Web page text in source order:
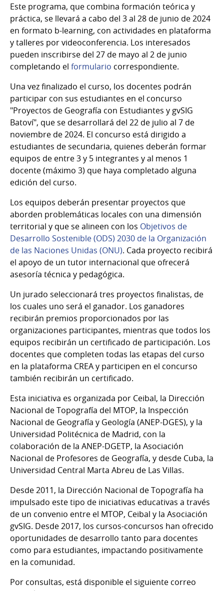
Este programa, que combina formación teórica y
práctica, se llevará a cabo del 3 al 28 de junio de 2024
en formato b-learning, con actividades en plataforma
y talleres por videoconferencia. Los interesados
pueden inscribirse del 27 de mayo al 2 de junio
completando el formulario correspondiente.
Una vez finalizado el curso, los docentes podrán
participar con sus estudiantes en el concurso
"Proyectos de Geografía con Estudiantes y gvSIG
Batoví", que se desarrollará del 22 de julio al 7 de
noviembre de 2024. El concurso está dirigido a
estudiantes de secundaria, quienes deberán formar
equipos de entre 3 y 5 integrantes y al menos 1
docente (máximo 3) que haya completado alguna
edición del curso.
Los equipos deberán presentar proyectos que
aborden problemáticas locales con una dimensión
territorial y que se alineen con los Objetivos de
Desarrollo Sostenible (ODS) 2030 de la Organización
de las Naciones Unidas (ONU). Cada proyecto recibirá
el apoyo de un tutor internacional que ofrecerá
asesoría técnica y pedagógica.
Un jurado seleccionará tres proyectos finalistas, de
los cuales uno será el ganador. Los ganadores
recibirán premios proporcionados por las
organizaciones participantes, mientras que todos los
equipos recibirán un certificado de participación. Los
docentes que completen todas las etapas del curso
en la plataforma CREA y participen en el concurso
también recibirán un certificado.
Esta iniciativa es organizada por Ceibal, la Dirección
Nacional de Topografía del MTOP, la Inspección
Nacional de Geografía y Geología (ANEP-DGES), y la
Universidad Politécnica de Madrid, con la
colaboración de la ANEP-DGETP, la Asociación
Nacional de Profesores de Geografía, y desde Cuba, la
Universidad Central Marta Abreu de Las Villas.
Desde 2011, la Dirección Nacional de Topografía ha
impulsado este tipo de iniciativas educativas a través
de un convenio entre el MTOP, Ceibal y la Asociación
gvSIG. Desde 2017, los cursos-concursos han ofrecido
oportunidades de desarrollo tanto para docentes
como para estudiantes, impactando positivamente
en la comunidad.
Por consultas, está disponible el siguiente correo